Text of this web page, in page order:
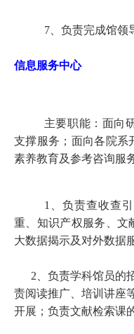
7、负责完成馆领
信息服务中心
主要职能：面向
支撑服务；面向各院系
素养教育及参考咨询服务
1、负责查收查
重、知识产权服务、文
大数据揭示及对外数据
2、负责学科馆员的
责阅读推广、培训讲座
开展；负责文献检索课